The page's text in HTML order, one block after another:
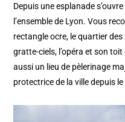
Depuis une esplanade
l’ensemble de Lyon. Vous
rectangle ocre, le quartier
gratte-ciels, l’opéra et son toit
aussi un lieu de pèlerinage
protectrice de la ville depuis